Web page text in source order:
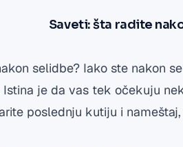
Saveti: šta radite
selidbe? Iako ste nakon
je da vas tek očekuju
poslednju kutiju i